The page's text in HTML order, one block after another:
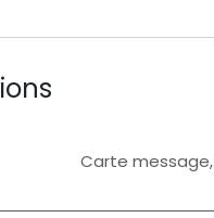
Carte message,